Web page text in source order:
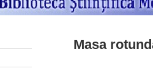
Masa